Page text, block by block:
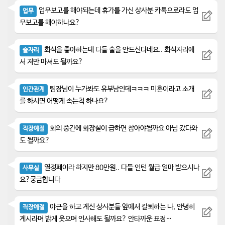
업무
업무보고를 해야되는데 휴가를 가신 상사분 카톡으로라도 업
무보고를 해야하나요?
술자리
회식을 좋아하는데 다들 술을 안드신다네요.. 회식자리에
서 저만 마셔도 될까요?
인간관계
팀장님이 누가봐도 유부남인데ㅋㅋㅋ 미혼이라고 소개
를 하시면 어떻게 속는척 하나요?
직장예절
회의 중간에 화장실이 급하면 참아야될까요 아님 갔다와
도 될까요?
사무실
열정페이라 하지만 80만원.. 다들 인턴 월급 얼마 받으시나
요?궁금합니다
직장예절
야근을 하고 계신 상사분들 앞에서 칼퇴하는 나, 안녕히
계시라며 밝게 웃으며 인사해도 될까요? 안타까운 표정…